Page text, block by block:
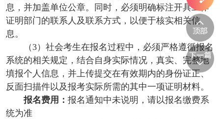
息，并加盖单位公章。同时，必须明确标注开具工作
证明部门的联系人及联系方式，以便于核实相关信
息。
（3）社会考生在报名过程中，必须严格遵循报名
系统的相关规定，结合自身实际情况，真实、完整地
填报个人信息，并上传提交在有效期内的身份证正、
反面扫描件以及报考实际所需的其中一项证明材料。
报名费用： 报名通知中未说明，请以报名缴费系
统为准